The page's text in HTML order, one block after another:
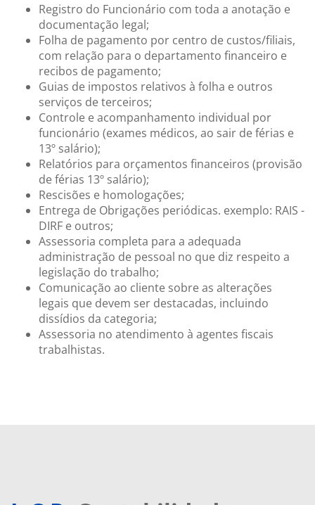
Registro do Funcionário com toda a anotação e
documentação legal;
Folha de pagamento por centro de custos/filiais,
com relação para o departamento financeiro e
recibos de pagamento;
Guias de impostos relativos à folha e outros
serviços de terceiros;
Controle e acompanhamento individual por
funcionário (exames médicos, ao sair de férias e
13º salário);
Relatórios para orçamentos financeiros (provisão
de férias 13º salário);
Rescisões e homologações;
Entrega de Obrigações periódicas. exemplo: RAIS -
DIRF e outros;
Assessoria completa para a adequada
administração de pessoal no que diz respeito a
legislação do trabalho;
Comunicação ao cliente sobre as alterações
legais que devem ser destacadas, incluindo
dissídios da categoria;
Assessoria no atendimento à agentes fiscais
trabalhistas.